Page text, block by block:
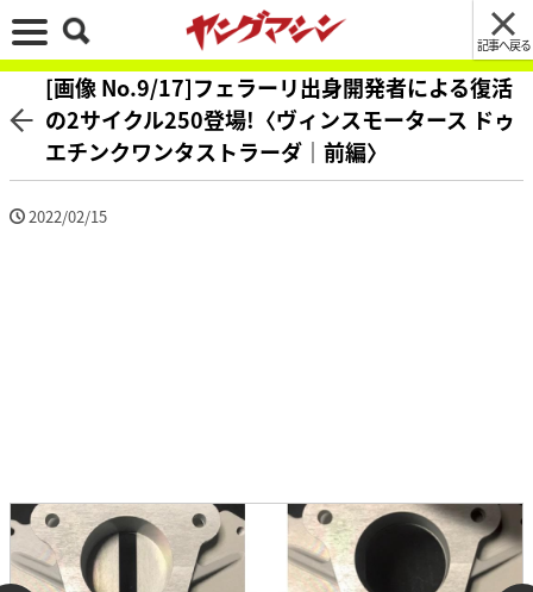
記事へ戻る
[画像 No.9/17]フェラーリ出身開発者による復活
の2サイクル250登場!〈ヴィンスモータース ドゥ
エチンクワンタストラーダ｜前編〉
2022/02/15